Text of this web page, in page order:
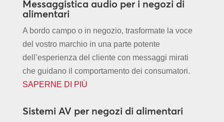
Messaggistica audio per i negozi di
alimentari
A bordo campo o in negozio, trasformate la voce
del vostro marchio in una parte potente
dell’esperienza del cliente con messaggi mirati
che guidano il comportamento dei consumatori.
SAPERNE DI PIÙ
Sistemi AV per negozi di alimentari